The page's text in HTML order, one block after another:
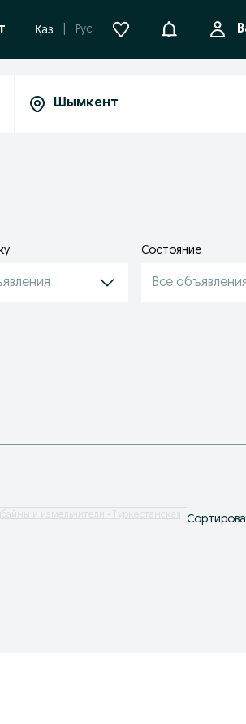
Қаз Рус Уведомления
Состояние
Все
и измельчители - Туркестанская